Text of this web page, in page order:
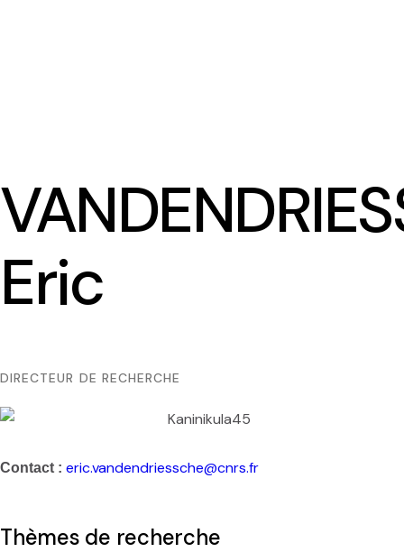
Eric
DIRECTEUR DE RECHERCHE
Contact : eric.vandendriessche@cnrs.fr
Thèmes de recherche